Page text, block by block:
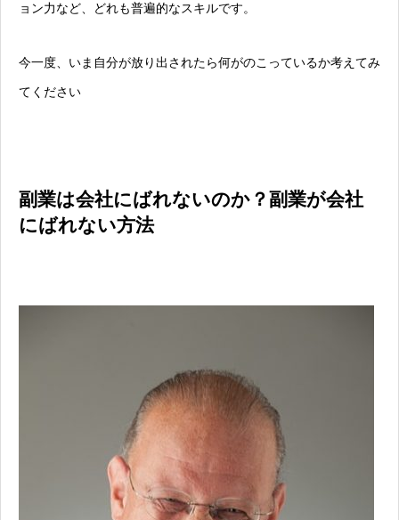
ョン力など、どれも普遍的なスキルです。
今一度、いま自分が放り出されたら何がのこっているか考えてみ
てください
副業は会社にばれないのか？副業が会社
にばれない方法